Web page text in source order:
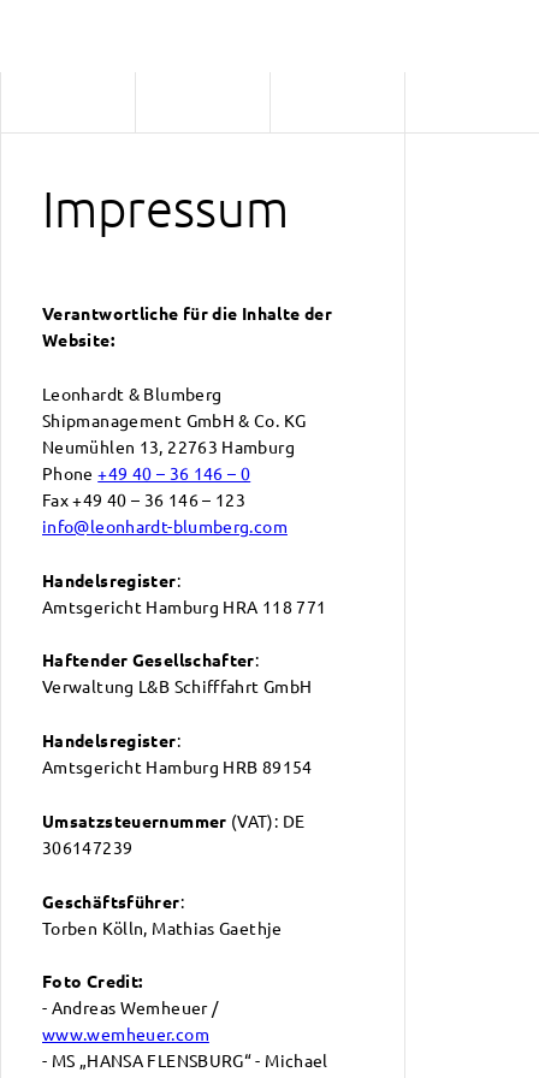
Impressum
Verantwortliche für die Inhalte der
Website:
Leonhardt & Blumberg
Shipmanagement GmbH & Co. KG
Neumühlen 13, 22763 Hamburg
Phone+49 40 – 36 146 – 0
Fax +49 40 – 36 146 – 123
info@leonhardt-blumberg.com
Handelsregister:
Amtsgericht Hamburg HRA 118 771
Haftender Gesellschafter:
Verwaltung L&B Schifffahrt GmbH
Handelsregister:
Amtsgericht Hamburg HRB 89154
Umsatzsteuernummer (VAT): DE
306147239
Geschäftsführer:
Torben Kölln, Mathias Gaethje
Foto Credit:
- Andreas Wemheuer /
www.wemheuer.com
- MS „HANSA FLENSBURG“ - Michael